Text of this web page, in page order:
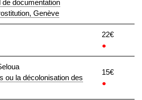
documentation
Genève
22€
●
ou la décolonisation des
15€
●